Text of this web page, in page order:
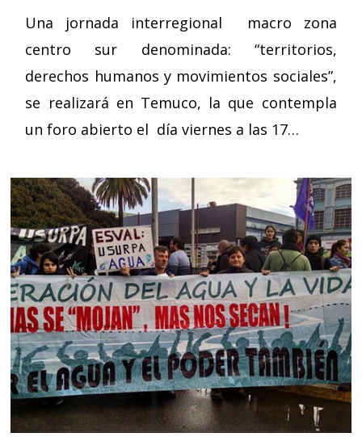
Una jornada interregional macro zona
centro sur denominada: “territorios,
derechos humanos y movimientos sociales”,
se realizará en Temuco, la que contempla
un foro abierto el día viernes a las 17…